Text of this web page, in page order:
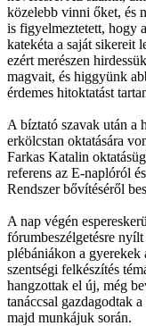
közelebb vinni őket, és
is figyelmeztetett, hogy
katekéta a saját sikereit
ezért merészen
magvait, és higgyünk
érdemes hitoktatást
A bíztató szavak után a
erkölcstan oktatására
Farkas Katalin
referens az E-naplóról
Rendszer bővítéséről
A nap végén
fórumbeszélgetésre
plébániákon a gyerekek
szentségi felkészítés
hangzottak el új, még
tanáccsal gazdagodtak
majd munkájuk során.